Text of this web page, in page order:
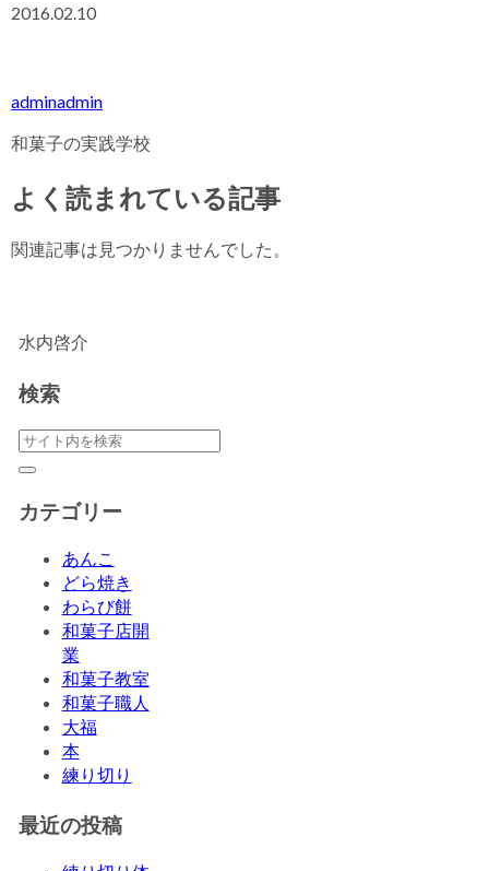
2016.02.10
adminadmin
和菓子の実践学校
よく読まれている記事
関連記事は見つかりませんでした。
水内啓介
検索
カテゴリー
あんこ
どら焼き
わらび餅
和菓子店開
業
和菓子教室
和菓子職人
大福
本
練り切り
最近の投稿